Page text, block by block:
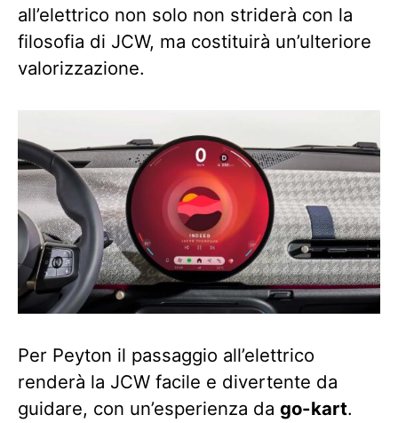
all’elettrico non solo non striderà con la
filosofia di JCW, ma costituirà un’ulteriore
valorizzazione.
Per Peyton il passaggio all’elettrico
renderà la JCW facile e divertente da
guidare, con un’esperienza da go-kart.